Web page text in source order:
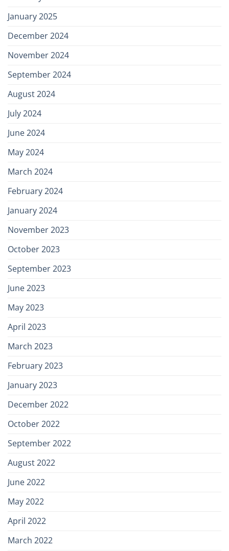
January 2025
December 2024
November 2024
September 2024
August 2024
July 2024
June 2024
May 2024
March 2024
February 2024
January 2024
November 2023
October 2023
September 2023
June 2023
May 2023
April 2023
March 2023
February 2023
January 2023
December 2022
October 2022
September 2022
August 2022
June 2022
May 2022
April 2022
March 2022